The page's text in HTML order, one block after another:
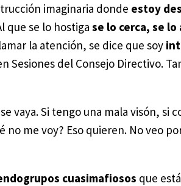
imaginaria donde estoy
que se lo hostiga se lo cerca, se lo
la atención, se dice que soy
Sesiones del Consejo Directivo.
vaya. Si tengo una mala visón, si
me voy? Eso quieren. No veo
cuasimafiosos que